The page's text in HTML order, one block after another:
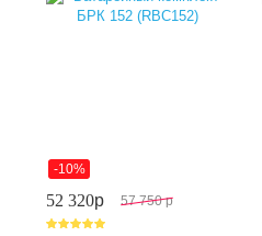
-10%
52 320p 57 750 p